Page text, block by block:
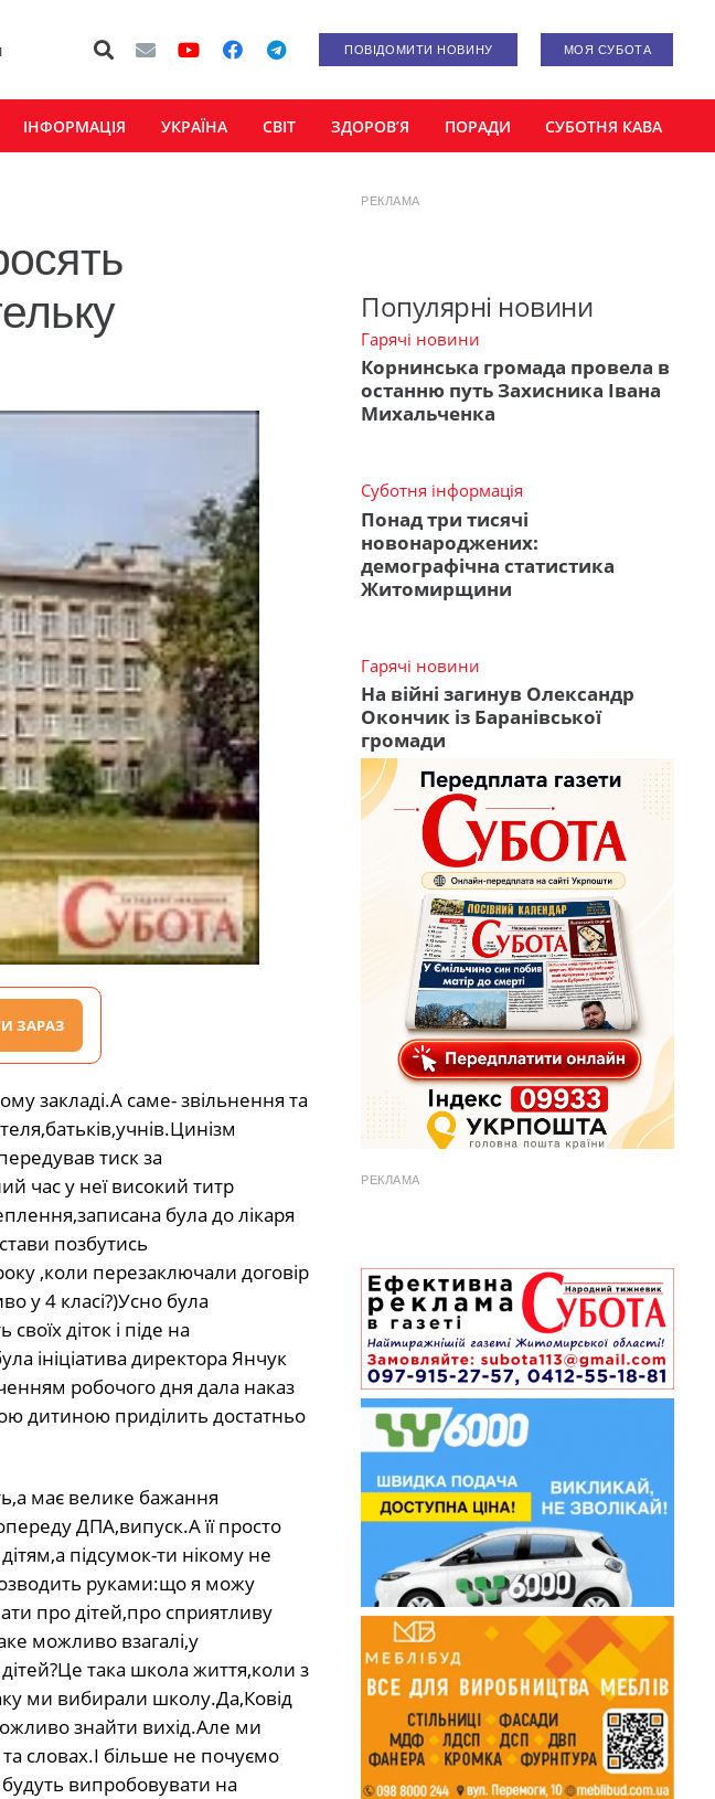
ПОВІДОМИТИ НОВИНУ МОЯ СУБОТА
ІНФОРМАЦІЯ УКРАЇНА СВІТ ЗДОРОВ’Я ПОРАДИ СУБОТНЯ КАВА
ЗАРАЗ
закладі.А саме- звільнення та
тиск за
час у неї високий титр
була до лікаря
позбутись
,коли перезаключали договір
у 4 класі?)Усно була
діток і піде на
ініціатива директора Янчук
робочого дня дала наказ
дитиною приділить достатньо
має велике бажання
ДПА,випуск.А її просто
підсумок-ти нікому не
руками:що я можу
про дітей,про сприятливу
можливо взагалі,у
така школа життя,коли з
ми вибирали школу.Да,Ковід
знайти вихід.Але ми
словах.І більше не почуємо
випробовувати на
РЕКЛАМА
Популярні новини
Гарячі новини
Корнинська громада провела в
останню путь Захисника Івана
Михальченка
Суботня інформація
Понад три тисячі
новонароджених:
демографічна статистика
Житомирщини
Гарячі новини
На війні загинув Олександр
Окончик із Баранівської
громади
РЕКЛАМА